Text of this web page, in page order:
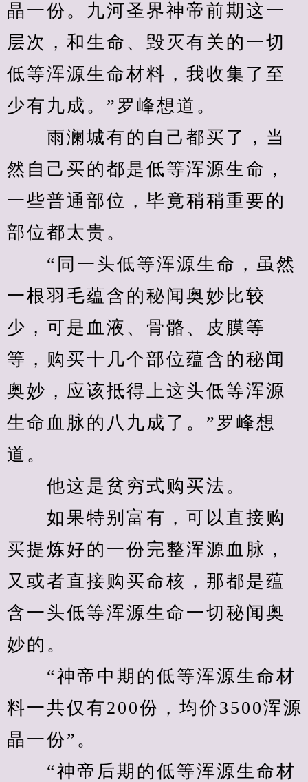
晶一份。九河圣界神帝前期这一
层次，和生命、毁灭有关的一切
低等浑源生命材料，我收集了至
少有九成。”罗峰想道。
雨澜城有的自己都买了，当
然自己买的都是低等浑源生命，
一些普通部位，毕竟稍稍重要的
部位都太贵。
“同一头低等浑源生命，虽然
一根羽毛蕴含的秘闻奥妙比较
少，可是血液、骨骼、皮膜等
等，购买十几个部位蕴含的秘闻
奥妙，应该抵得上这头低等浑源
生命血脉的八九成了。”罗峰想
道。
他这是贫穷式购买法。
如果特别富有，可以直接购
买提炼好的一份完整浑源血脉，
又或者直接购买命核，那都是蕴
含一头低等浑源生命一切秘闻奥
妙的。
“神帝中期的低等浑源生命材
料一共仅有200份，均价3500浑源
晶一份”。
“神帝后期的低等浑源生命材